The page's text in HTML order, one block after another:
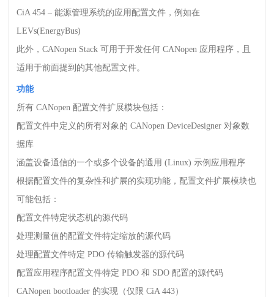
CiA 454– 能源管理系统的应用配置文件，例如在
LEVs(EnergyBus)
此外，CANopen Stack可用于开发任何CANopen 应用程序，且
适用于前面提到的其他配置文件。
功能
所有 CANopen 配置文件扩展模块包括：
配置文件中定义的所有对象的 CANopen DeviceDesigner对象数
据库
涵盖设备通信的一个或多个设备的通用 (Linux)示例应用程序
根据配置文件的复杂性和扩展的实现功能，配置文件扩展模块也
可能包括：
配置文件特定状态机的源代码
处理测量值的配置文件特定缩放的源代码
处理配置文件特定 PDO传输触发器的源代码
配置应用程序配置文件特定 PDO和 SDO 配置的源代码
CANopen bootloader 的实现（仅限CiA 443）